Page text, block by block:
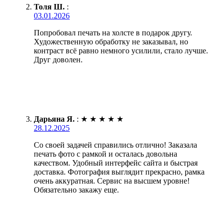
Толя Ш. :
03.01.2026
Попробовал печать на холсте в подарок другу.
Художественную обработку не заказывал, но
контраст всё равно немного усилили, стало лучше.
Друг доволен.
Дарьяна Я. : ★ ★ ★ ★ ★
28.12.2025
Со своей задачей справились отлично! Заказала
печать фото с рамкой и осталась довольна
качеством. Удобный интерфейс сайта и быстрая
доставка. Фотография выглядит прекрасно, рамка
очень аккуратная. Сервис на высшем уровне!
Обязательно закажу еще.